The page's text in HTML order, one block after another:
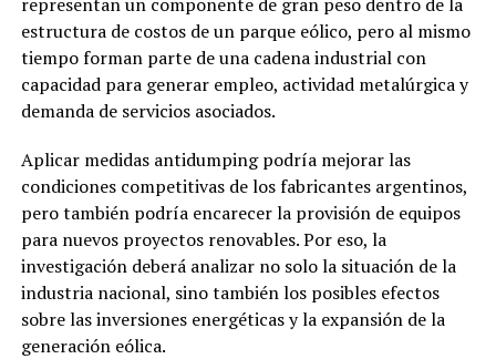
estructura de costos de un parque eólico, pero al mismo
tiempo forman parte de una cadena industrial con
capacidad para generar empleo, actividad metalúrgica y
demanda de servicios asociados.
Aplicar medidas antidumping podría mejorar las
condiciones competitivas de los fabricantes argentinos,
pero también podría encarecer la provisión de equipos
para nuevos proyectos renovables. Por eso, la
investigación deberá analizar no solo la situación de la
industria nacional, sino también los posibles efectos
sobre las inversiones energéticas y la expansión de la
generación eólica.